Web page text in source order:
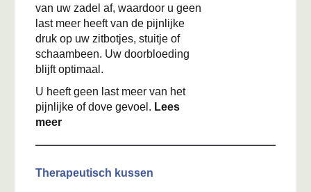
van uw zadel af, waardoor u geen
last meer heeft van de pijnlijke
druk op uw zitbotjes, stuitje of
schaambeen. Uw doorbloeding
blijft optimaal.
U heeft geen last meer van het
pijnlijke of dove gevoel. Lees
meer
Therapeutisch kussen